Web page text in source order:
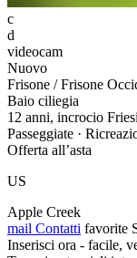
c
d
videocam
Nuovo
Frisone / Frisone
Baio ciliegia
12 anni, incrocio
Passeggiate ·
Offerta all’asta
US
Apple Creek
mail Contatti favorite
Inserisci ora - facile,